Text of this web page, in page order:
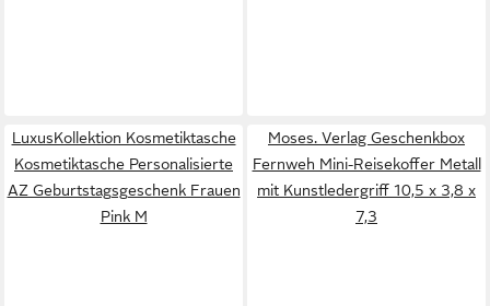
LuxusKollektion Kosmetiktasche
Kosmetiktasche Personalisierte
AZ Geburtstagsgeschenk Frauen
Pink M
Moses. Verlag Geschenkbox
Fernweh Mini-Reisekoffer Metall
mit Kunstledergriff 10,5 x 3,8 x
7,3